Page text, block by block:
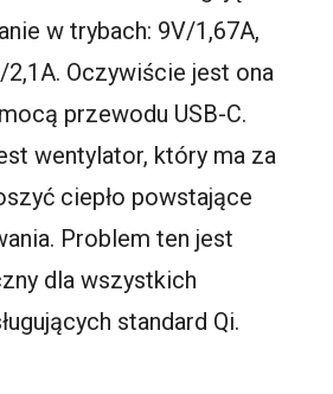
w trybach: 9V/1,67A,
Oczywiście jest ona
przewodu USB-C.
wentylator, który ma za
ciepło powstające
Problem ten jest
dla wszystkich
standard Qi.